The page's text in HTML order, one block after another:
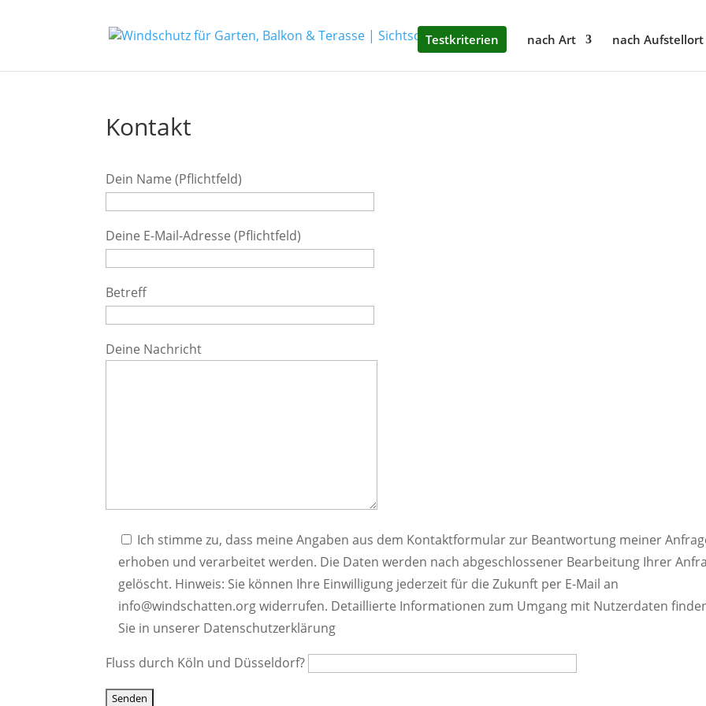
Testkriterien nach Art nach Aufstellort
Kontakt
Dein Name (Pflichtfeld)
Deine E-Mail-Adresse (Pflichtfeld)
Betreff
Deine Nachricht
Ich stimme zu, dass meine Angaben aus dem Kontaktformular zur Beantwortung meiner
erhoben und verarbeitet werden. Die Daten werden nach abgeschlossener Bearbeitung Ihrer
gelöscht. Hinweis: Sie können Ihre Einwilligung jederzeit für die Zukunft per E-Mail an
info@windschatten.org widerrufen. Detaillierte Informationen zum Umgang mit Nutzerdaten
Sie in unserer Datenschutzerklärung
Fluss durch Köln und Düsseldorf?